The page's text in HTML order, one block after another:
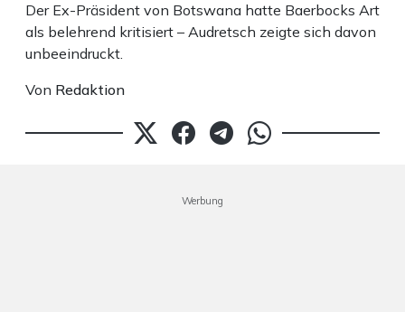
Der Ex-Präsident von Botswana hatte Baerbocks Art
als belehrend kritisiert – Audretsch zeigte sich davon
unbeeindruckt.
Von Redaktion
Werbung